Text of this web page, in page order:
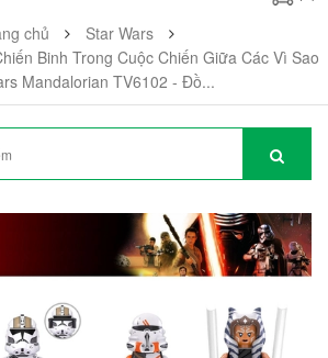
chủ
Star Wars
Binh Trong Cuộc Chiến Giữa Các Vì Sao
Mandalorian TV6102 - Đồ...